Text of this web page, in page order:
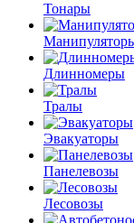
Тонары
Длинномеры
Тралы
Эвакуаторы
Панелевозы
Лесовозы